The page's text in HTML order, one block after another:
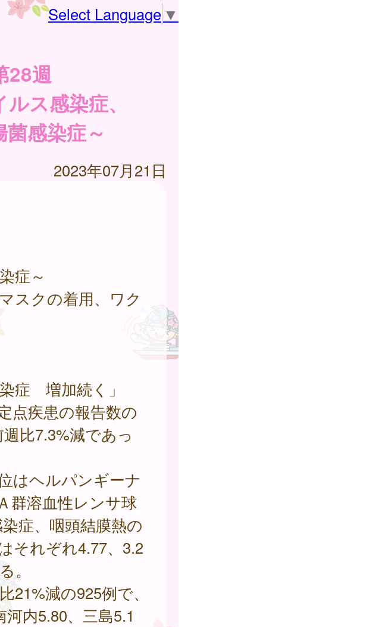
Select Language ▼
28週
ス感染症、
感染症～
2023年07月21日
症～
スクの着用、ワク
症 増加続く」
点疾患の報告数の
比7.3%減であっ
はヘルパンギーナ
群溶血性レンサ球
症、咽頭結膜熱の
それぞれ4.77、3.2
。
減の925例で、
内5.80、三島5.1